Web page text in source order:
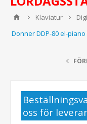
Klaviatur
Donner DDP-80 el-
oss för